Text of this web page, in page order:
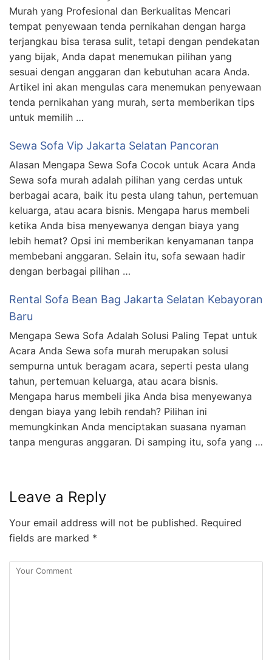
Murah yang Profesional dan Berkualitas Mencari
tempat penyewaan tenda pernikahan dengan harga
terjangkau bisa terasa sulit, tetapi dengan pendekatan
yang bijak, Anda dapat menemukan pilihan yang
sesuai dengan anggaran dan kebutuhan acara Anda.
Artikel ini akan mengulas cara menemukan penyewaan
tenda pernikahan yang murah, serta memberikan tips
untuk memilih …
Sewa Sofa Vip Jakarta Selatan Pancoran
Alasan Mengapa Sewa Sofa Cocok untuk Acara Anda
Sewa sofa murah adalah pilihan yang cerdas untuk
berbagai acara, baik itu pesta ulang tahun, pertemuan
keluarga, atau acara bisnis. Mengapa harus membeli
ketika Anda bisa menyewanya dengan biaya yang
lebih hemat? Opsi ini memberikan kenyamanan tanpa
membebani anggaran. Selain itu, sofa sewaan hadir
dengan berbagai pilihan …
Rental Sofa Bean Bag Jakarta Selatan Kebayoran
Baru
Mengapa Sewa Sofa Adalah Solusi Paling Tepat untuk
Acara Anda Sewa sofa murah merupakan solusi
sempurna untuk beragam acara, seperti pesta ulang
tahun, pertemuan keluarga, atau acara bisnis.
Mengapa harus membeli jika Anda bisa menyewanya
dengan biaya yang lebih rendah? Pilihan ini
memungkinkan Anda menciptakan suasana nyaman
tanpa menguras anggaran. Di samping itu, sofa yang …
Leave a Reply
Your email address will not be published. Required
fields are marked *